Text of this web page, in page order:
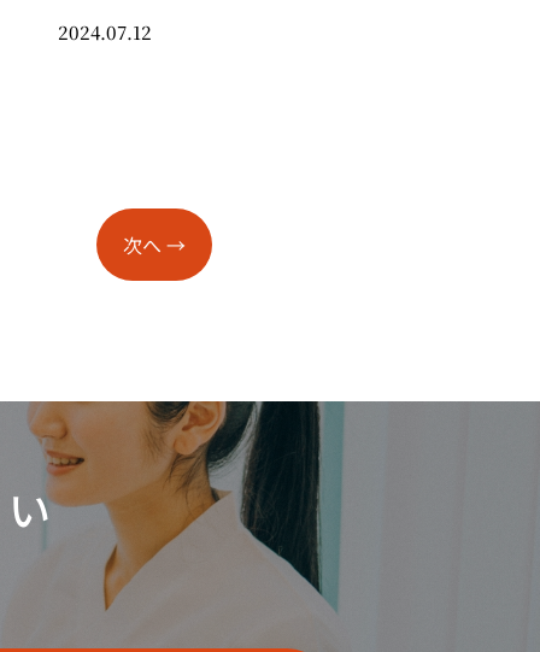
2024.07.12
次へ →